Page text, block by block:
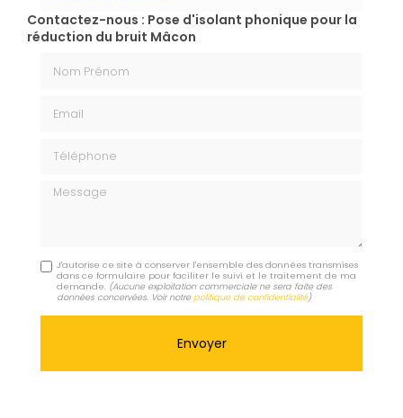
Contactez-nous : Pose d'isolant phonique pour la
réduction du bruit Mâcon
Message
J'autorise ce site à conserver l'ensemble des données transmises
dans ce formulaire pour faciliter le suivi et le traitement de ma
demande. (Aucune exploitation commerciale ne sera faite des
données concervées. Voir notrepolitique de confidentialité)